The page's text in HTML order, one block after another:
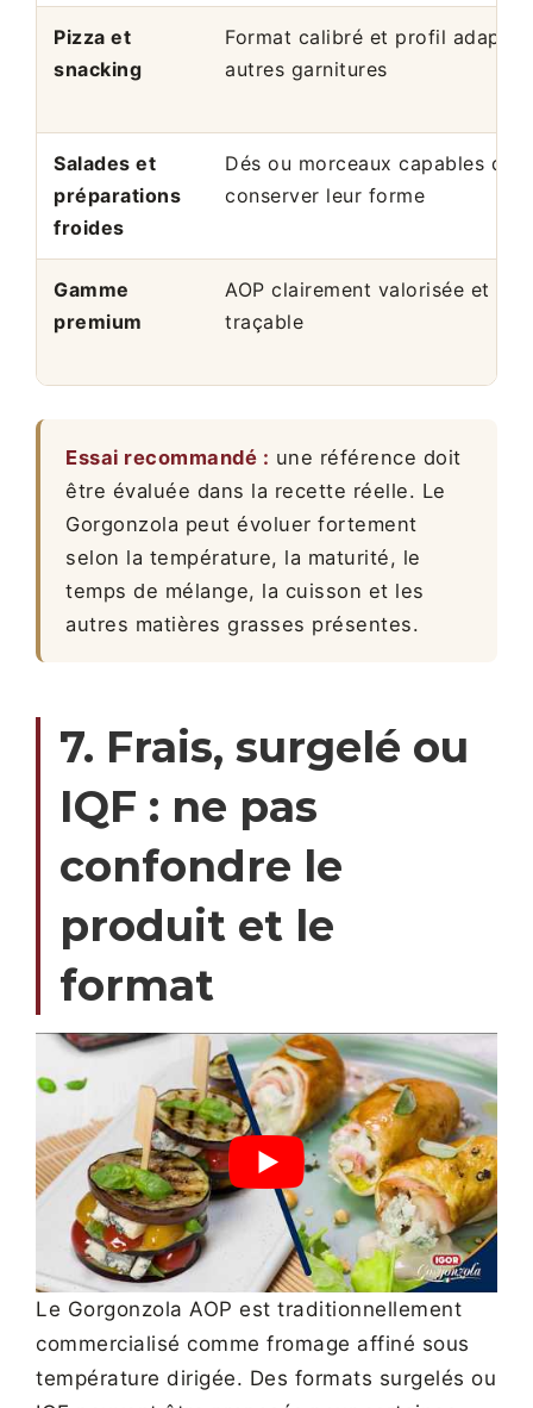
Pizza et
snacking
Format calibré et profil adapté
autres garnitures
Salades et
préparations
froides
Dés ou morceaux capables de
conserver leur forme
Gamme
premium
AOP clairement valorisée et
traçable
Essai recommandé : une référence doit
être évaluée dans la recette réelle. Le
Gorgonzola peut évoluer fortement
selon la température, la maturité, le
temps de mélange, la cuisson et les
autres matières grasses présentes.
7. Frais, surgelé ou
IQF : ne pas
confondre le
produit et le
format
Le Gorgonzola AOP est traditionnellement
commercialisé comme fromage affiné sous
température dirigée. Des formats surgelés ou